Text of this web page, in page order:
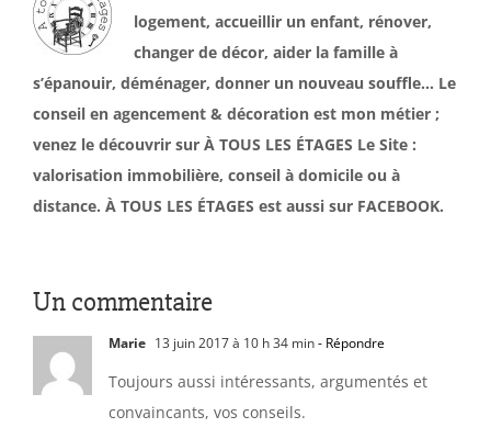
logement, accueillir un enfant, rénover,
changer de décor, aider la famille à
s’épanouir, déménager, donner un nouveau souffle… Le
conseil en agencement & décoration est mon métier ;
venez le découvrir sur À TOUS LES ÉTAGES Le Site :
valorisation immobilière, conseil à domicile ou à
distance. À TOUS LES ÉTAGES est aussi sur FACEBOOK.
Un commentaire
Marie 13 juin 2017 à 10 h 34 min- Répondre
Toujours aussi intéressants, argumentés et
convaincants, vos conseils.